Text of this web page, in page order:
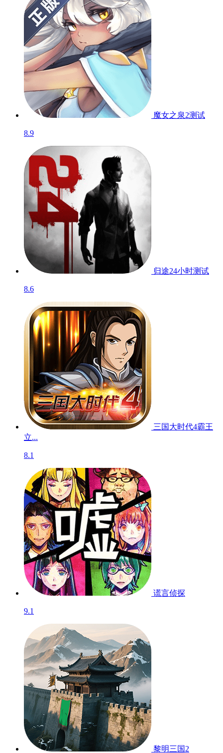
魔女之泉2测试
8.9
归途24小时测试
8.6
三国大时代4霸王
立...
8.1
谎言侦探
9.1
黎明三国2